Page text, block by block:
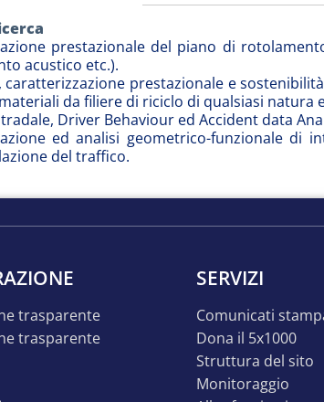
prestazionale del piano di
acustico etc.).
caratterizzazione prestazionale e
da filiere di riciclo di qualsiasi natura
Driver Behaviour ed Accident data
ed analisi geometrico-funzionale
del traffico.
trasparente
SERVIZI
comunicati
dona il 5x1000
struttura del sito
monitoraggio